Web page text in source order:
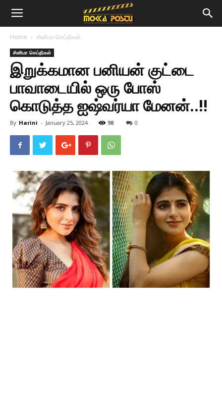
Home சினிமா செய்திகள்
சினிமா செய்திகள்
இறுக்கமான பனியன் குட்டை
பாவாடையில் ஒரு போஸ்
கொடுத்த ஐஷ்வர்யா மேனன்..!!
By Harini - January 25, 2024 98 0